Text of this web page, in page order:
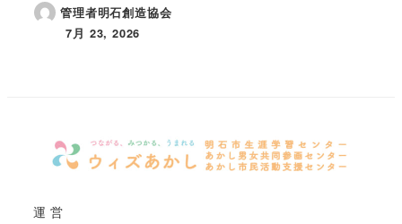
管理者明石創造協会
投稿日
7月 23, 2026
運 営